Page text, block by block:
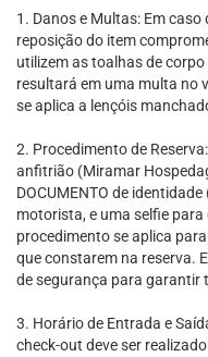
1. Danos e Multas: Em
reposição do item
utilizem as toalhas de
resultará em uma multa no
se aplica a lençóis
2. Procedimento de
anfitrião (Miramar
DOCUMENTO de
motorista, e uma selfie
procedimento se aplica
que constarem na reserva.
de segurança para garantir
3. Horário de Entrada e
check-out deve ser